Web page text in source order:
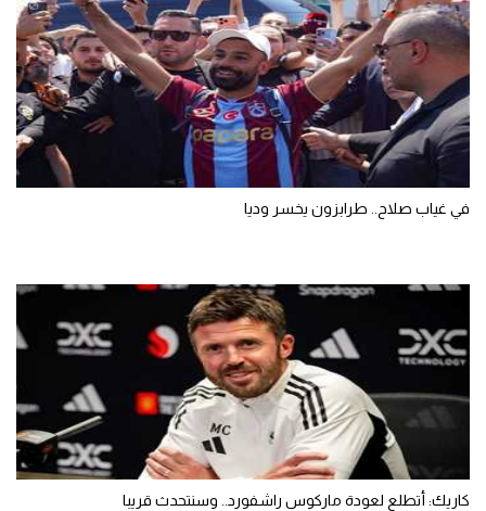
في غياب صلاح.. طرابزون يخسر وديا
كاريك: أتطلع لعودة ماركوس راشفورد.. وسنتحدث قريبا